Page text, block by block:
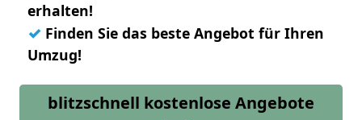
erhalten!
✓ Finden Sie das beste Angebot für Ihren
Umzug!
blitzschnell kostenlose Angebote